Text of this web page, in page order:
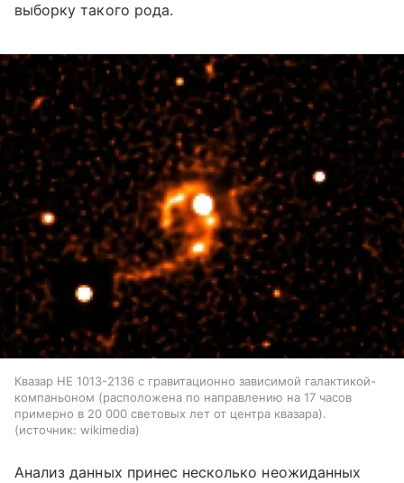
выборку такого рода.
Квазар HE 1013-2136 с гравитационно зависимой галактикой-
компаньоном (расположена по направлению на 17 часов
примерно в 20 000 световых лет от центра квазара).
источник: wikimedia
Анализ данных принес несколько неожиданных